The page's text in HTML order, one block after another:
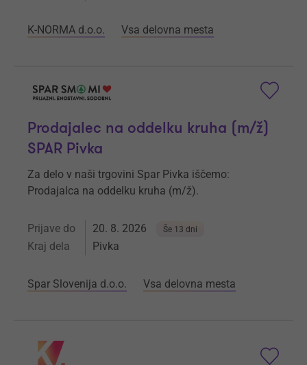
K-NORMA d.o.o. Vsa delovna mesta
Prodajalec na oddelku kruha (m/ž)
SPAR Pivka
Za delo v naši trgovini Spar Pivka iščemo:
Prodajalca na oddelku kruha (m/ž).
Prijave do 20. 8. 2026 Še 13 dni
Kraj dela Pivka
Spar Slovenija d.o.o. Vsa delovna mesta